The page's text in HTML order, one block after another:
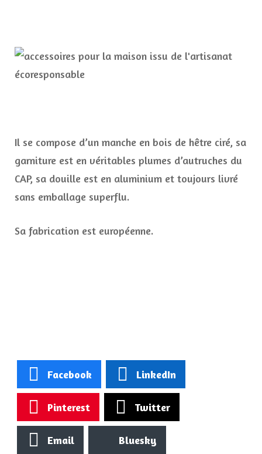
Il se compose d’un manche en bois de hêtre ciré, sa
garniture est en véritables plumes d’autruches du
CAP, sa douille est en aluminium et toujours livré
sans emballage superflu.
Sa fabrication est européenne.
Facebook LinkedIn
Pinterest Twitter
Email Bluesky